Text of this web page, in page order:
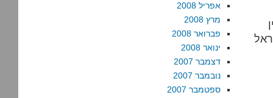
אפריל 2008
מרץ 2008
פברואר 2008
ינואר 2008
דצמבר 2007
נובמבר 2007
ספטמבר 2007